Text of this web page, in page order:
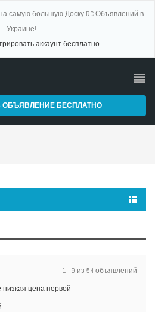
самую большую Доску RC Объявлений в
Украине!
аккаунт бесплатно
ОБЪЯВЛЕНИЕ БЕСПЛАТНО
1 - 9 из 54 объявлений
низкая цена первой